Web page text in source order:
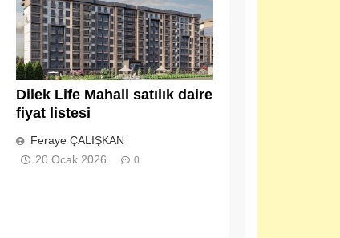
Dilek Life Mahall satılık daire
fiyat listesi
Feraye ÇALIŞKAN
20 Ocak 2026
0